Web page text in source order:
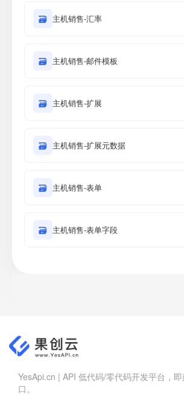
🗃 主机销售-汇率
🗃 主机销售-邮件模板
🗃 主机销售-扩展
🗃 主机销售-扩展元数据
🗃 主机销售-表单
🗃 主机销售-表单字段
YesApi.cn | API 低代码/零代码开发平台，
口。